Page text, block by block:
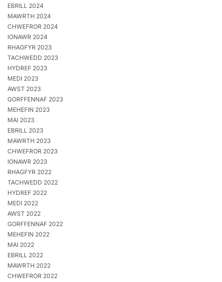
EBRILL 2024
MAWRTH 2024
CHWEFROR 2024
IONAWR 2024
RHAGFYR 2023
TACHWEDD 2023
HYDREF 2023
MEDI 2023
AWST 2023
GORFFENNAF 2023
MEHEFIN 2023
MAI 2023
EBRILL 2023
MAWRTH 2023
CHWEFROR 2023
IONAWR 2023
RHAGFYR 2022
TACHWEDD 2022
HYDREF 2022
MEDI 2022
AWST 2022
GORFFENNAF 2022
MEHEFIN 2022
MAI 2022
EBRILL 2022
MAWRTH 2022
CHWEFROR 2022